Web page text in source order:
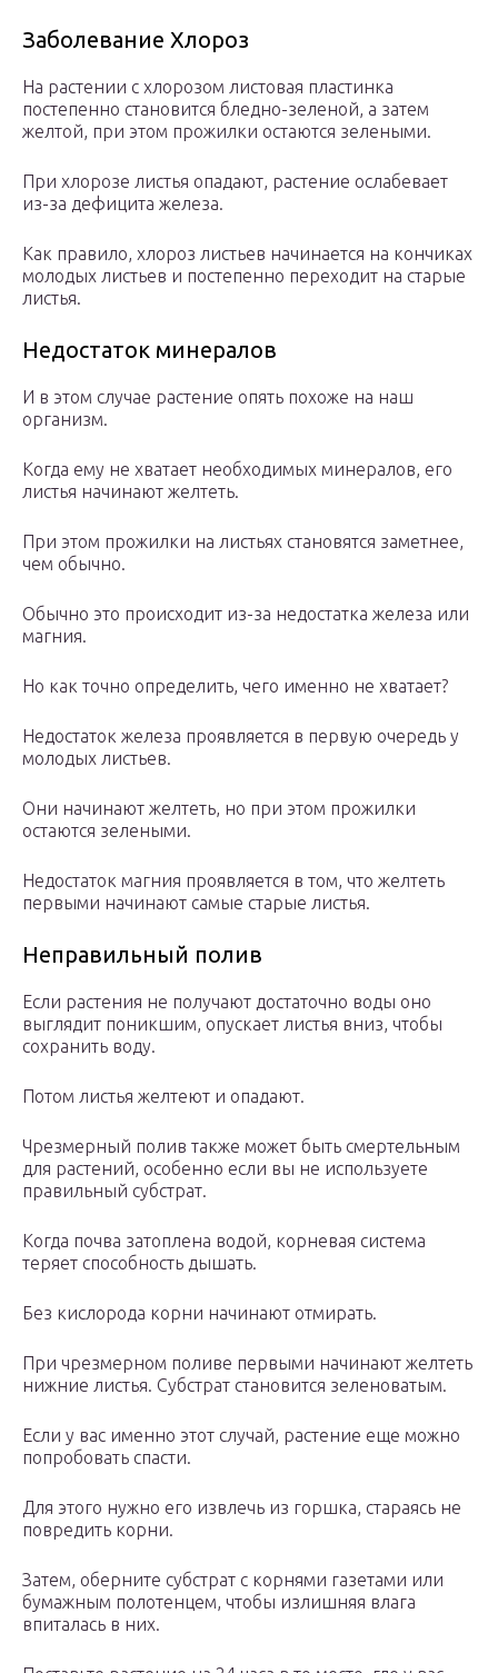
Заболевание Хлороз
На растении с хлорозом листовая пластинка
постепенно становится бледно-зеленой, а затем
желтой, при этом прожилки остаются зелеными.
При хлорозе листья опадают, растение ослабевает
из-за дефицита железа.
Как правило, хлороз листьев начинается на кончиках
молодых листьев и постепенно переходит на старые
листья.
Недостаток минералов
И в этом случае растение опять похоже на наш
организм.
Когда ему не хватает необходимых минералов, его
листья начинают желтеть.
При этом прожилки на листьях становятся заметнее,
чем обычно.
Обычно это происходит из-за недостатка железа или
магния.
Но как точно определить, чего именно не хватает?
Недостаток железа проявляется в первую очередь у
молодых листьев.
Они начинают желтеть, но при этом прожилки
остаются зелеными.
Недостаток магния проявляется в том, что желтеть
первыми начинают самые старые листья.
Неправильный полив
Если растения не получают достаточно воды оно
выглядит поникшим, опускает листья вниз, чтобы
сохранить воду.
Потом листья желтеют и опадают.
Чрезмерный полив также может быть смертельным
для растений, особенно если вы не используете
правильный субстрат.
Когда почва затоплена водой, корневая система
теряет способность дышать.
Без кислорода корни начинают отмирать.
При чрезмерном поливе первыми начинают желтеть
нижние листья. Субстрат становится зеленоватым.
Если у вас именно этот случай, растение еще можно
попробовать спасти.
Для этого нужно его извлечь из горшка, стараясь не
повредить корни.
Затем, оберните субстрат с корнями газетами или
бумажным полотенцем, чтобы излишняя влага
впиталась в них.